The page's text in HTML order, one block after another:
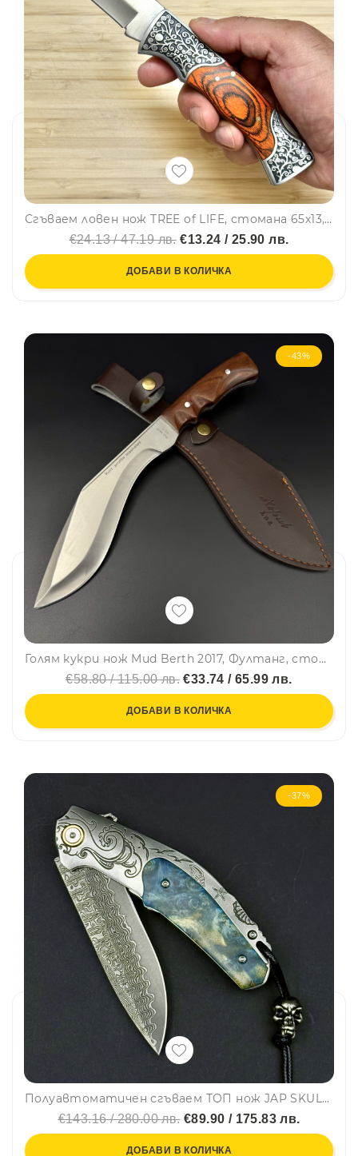
Сгъваем ловен нож TREE of LIFE, стомана 65х13, дървена дръжка орех и кобур за колан
€24.13 / 47.19 лв.€13.24 / 25.90 лв.
ДОБАВИ В КОЛИЧКА
-43%
Голям кукри нож Mud Berth 2017, Фултанг, стомана 5Cr13 Mov, дървена дръжка, кожена кания
€58.80 / 115.00 лв. €33.74 / 65.99 лв.
ДОБАВИ В КОЛИЧКА
-37%
Полуавтоматичен сгъваем ТОП нож JAP SKULL DAMASKUS МК-17 с палец за отваряне, стомана VG10 damask, дръжка отметал и седеф, кобур
€143.16 / 280.00 лв.€89.90 / 175.83 лв.
ДОБАВИ В КОЛИЧКА